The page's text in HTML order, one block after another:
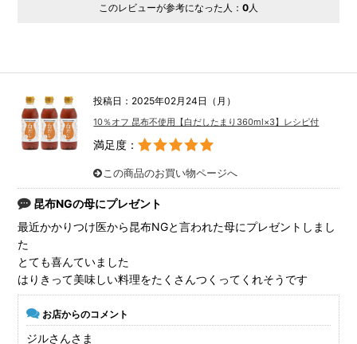
このレビューが参考になった人： 0 人
投稿日：2025年02月24日（月）
10％オフ 昆布不使用【白だしたまり360ml×3】レシピ付
満足度：
この商品のお買い物ページへ
昆布NGの母にプレゼント
最近かかりつけ医から昆布NGと言われた母にプレゼントしまし
た
とても喜んていました
はりきって美味しい料理をたくさんつくってくれそうです
お店からのコメント
ジルさんさま